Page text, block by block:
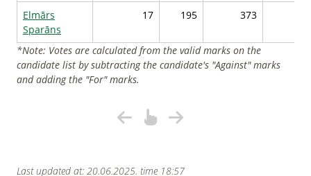
Elmārs
Sparāns
17 195 373
*Note: Votes are calculated from the valid marks on the
candidate list by subtracting the candidate's "Against" marks
and adding the "For" marks.
Last updated at: 20.06.2025. time 18:57